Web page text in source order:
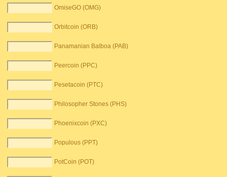
OmiseGO (OMG)
Orbitcoin (ORB)
Panamanian Balboa (PAB)
Peercoin (PPC)
Pesetacoin (PTC)
Philosopher Stones (PHS)
Phoenixcoin (PXC)
Populous (PPT)
PotCoin (POT)